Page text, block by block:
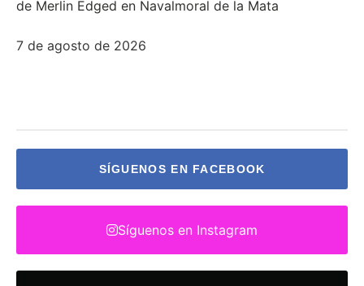
de Merlin Edged en Navalmoral de la Mata
7 de agosto de 2026
SÍGUENOS EN FACEBOOK
Síguenos en Instagram